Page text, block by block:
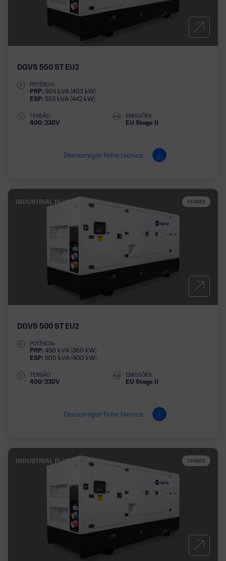
DGVS 550 ST EU2
POTÊNCIA:
PRP: 504 kVA (403 kW)
ESP: 553 kVA (442 kW)
TENSÃO:
400/230V
EMISSÕES:
EU Stage II
Descarregar ficha técnica
INDUSTRIAL PLUS 3 FASES
DGVS 500 ST EU2
POTÊNCIA:
PRP: 450 kVA (360 kW)
ESP: 500 kVA (400 kW)
TENSÃO:
400/230V
EMISSÕES:
EU Stage II
Descarregar ficha técnica
INDUSTRIAL PLUS 3 FASES